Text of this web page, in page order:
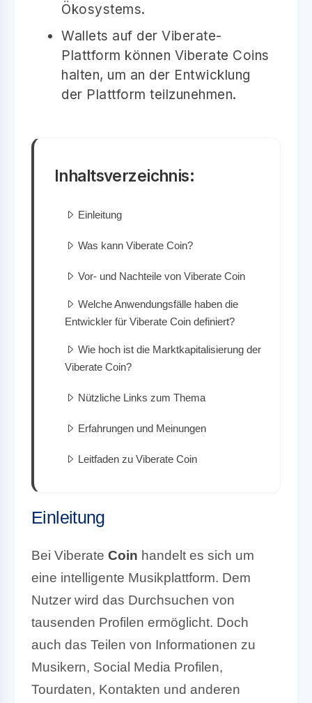
Ökosystems.
Wallets auf der Viberate-
Plattform können Viberate Coins
halten, um an der Entwicklung
der Plattform teilzunehmen.
Inhaltsverzeichnis:
Einleitung
Was kann Viberate Coin?
Vor- und Nachteile von Viberate Coin
Welche Anwendungsfälle haben die
Entwickler für Viberate Coin definiert?
Wie hoch ist die Marktkapitalisierung der
Viberate Coin?
Nützliche Links zum Thema
Erfahrungen und Meinungen
Leitfaden zu Viberate Coin
Einleitung
Bei Viberate Coin handelt es sich um
eine intelligente Musikplattform. Dem
Nutzer wird das Durchsuchen von
tausenden Profilen ermöglicht. Doch
auch das Teilen von Informationen zu
Musikern, Social Media Profilen,
Tourdaten, Kontakten und anderen